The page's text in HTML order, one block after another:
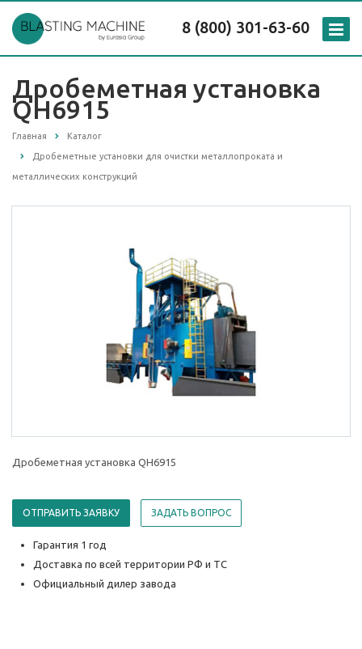
8 (800) 301-63-60
Дробеметная установка
QH6915
Главная Каталог
Дробеметные установки для очистки металлопроката и
металлических конструкций
Дробеметная установка QH6915
ОТПРАВИТЬ ЗАЯВКУ ЗАДАТЬ ВОПРОС
Гарантия 1 год
Доставка по всей территории РФ и ТС
Официальный дилер завода